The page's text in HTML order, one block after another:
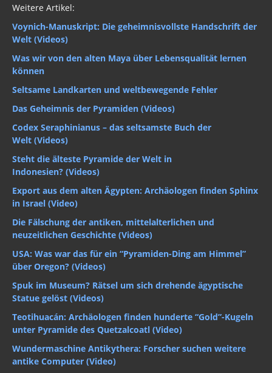
Weitere Artikel:
Voynich-Manuskript: Die geheimnisvollste Handschrift der
Welt (Videos)
Was wir von den alten Maya über Lebensqualität lernen
können
Seltsame Landkarten und weltbewegende Fehler
Das Geheimnis der Pyramiden (Videos)
Codex Seraphinianus – das seltsamste Buch der
Welt (Videos)
Steht die älteste Pyramide der Welt in
Indonesien? (Videos)
Export aus dem alten Ägypten: Archäologen finden Sphinx
in Israel (Video)
Die Fälschung der antiken, mittelalterlichen und
neuzeitlichen Geschichte (Videos)
USA: Was war das für ein “Pyramiden-Ding am Himmel”
über Oregon? (Videos)
Spuk im Museum? Rätsel um sich drehende ägyptische
Statue gelöst (Videos)
Teotihuacán: Archäologen finden hunderte “Gold”-Kugeln
unter Pyramide des Quetzalcoatl (Video)
Wundermaschine Antikythera: Forscher suchen weitere
antike Computer (Video)